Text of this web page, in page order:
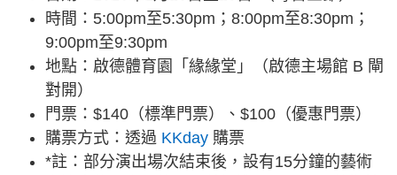
時間：5:00pm至5:30pm；8:00pm至8:30pm；
9:00pm至9:30pm
地點：啟德體育園「緣緣堂」（啟德主場館 B 閘
對開）
門票：$140（標準門票）、$100（優惠門票）
購票方式：透過 KKday 購票
*註：部分演出場次結束後，設有15分鐘的藝術